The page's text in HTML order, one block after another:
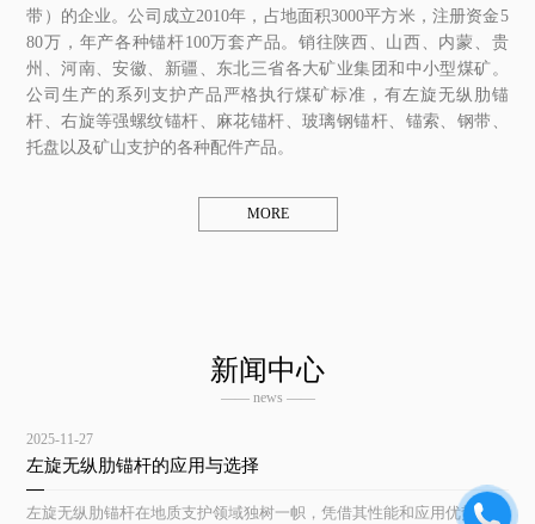
带）的企业。公司成立2010年，占地面积3000平方米，注册资金5
80万，年产各种锚杆100万套产品。销往陕西、山西、内蒙、贵
州、河南、安徽、新疆、东北三省各大矿业集团和中小型煤矿。
公司生产的系列支护产品严格执行煤矿标准，有左旋无纵肋锚
杆、右旋等强螺纹锚杆、麻花锚杆、玻璃钢锚杆、锚索、钢带、
托盘以及矿山支护的各种配件产品。
MORE
新闻中心
—— news ——
2025-11-27
左旋无纵肋锚杆的应用与选择
左旋无纵肋锚杆在地质支护领域独树一帜，凭借其性能和应用优势而备